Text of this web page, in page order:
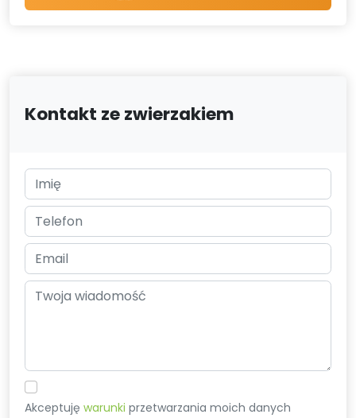
Kontakt ze zwierzakiem
Akceptujęwarunki przetwarzania moich danych